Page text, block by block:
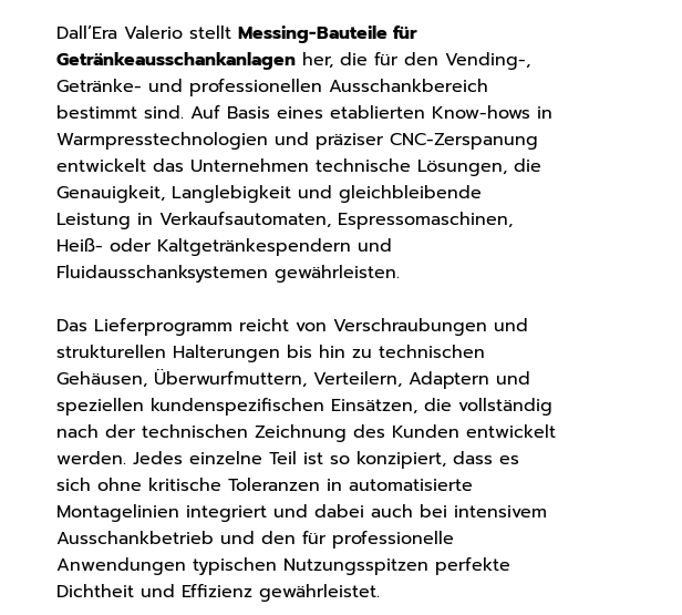
Dall’Era Valerio stellt Messing-Bauteile für
Getränkeausschankanlagen her, die für den Vending-,
Getränke- und professionellen Ausschankbereich
bestimmt sind. Auf Basis eines etablierten Know-hows in
Warmpresstechnologien und präziser CNC-Zerspanung
entwickelt das Unternehmen technische Lösungen, die
Genauigkeit, Langlebigkeit und gleichbleibende
Leistung in Verkaufsautomaten, Espressomaschinen,
Heiß- oder Kaltgetränkespendern und
Fluidausschanksystemen gewährleisten.
Das Lieferprogramm reicht von Verschraubungen und
strukturellen Halterungen bis hin zu technischen
Gehäusen, Überwurfmuttern, Verteilern, Adaptern und
speziellen kundenspezifischen Einsätzen, die vollständig
nach der technischen Zeichnung des Kunden entwickelt
werden. Jedes einzelne Teil ist so konzipiert, dass es
sich ohne kritische Toleranzen in automatisierte
Montagelinien integriert und dabei auch bei intensivem
Ausschankbetrieb und den für professionelle
Anwendungen typischen Nutzungsspitzen perfekte
Dichtheit und Effizienz gewährleistet.